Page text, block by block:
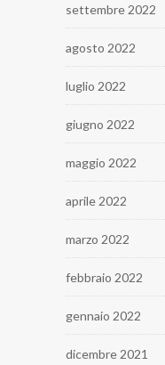
settembre 2022
agosto 2022
luglio 2022
giugno 2022
maggio 2022
aprile 2022
marzo 2022
febbraio 2022
gennaio 2022
dicembre 2021